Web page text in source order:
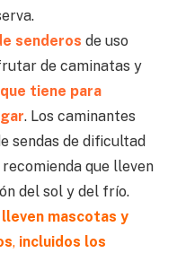
senderos de uso
de caminatas y
tiene para
. Los caminantes
sendas de dificultad
que lleven
del sol y del frío.
lleven mascotas y
, incluidos los